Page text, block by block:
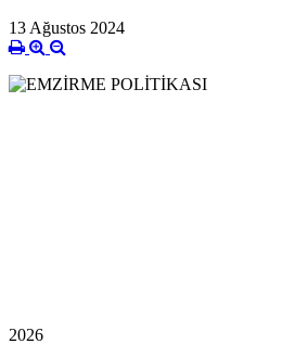
13 Ağustos 2024
2026